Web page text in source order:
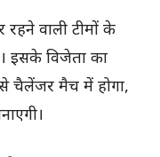
वाली टीमों के
इसके विजेता का
से चैलेंजर मैच में होगा,